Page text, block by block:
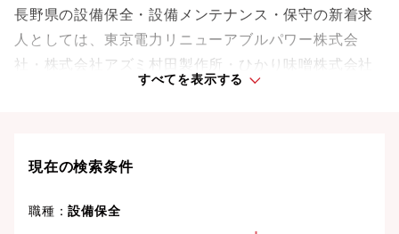
長野県の設備保全・設備メンテナンス・保守の新着求
人としては、東京電力リニューアブルパワー株式会
社・株式会社アズミ村田製作所・ひかり味噌株式会社
ましょう。想定年収が高い順に検索結果を並べ替える
すべてを表示する
現在の検索条件
職種：設備保全